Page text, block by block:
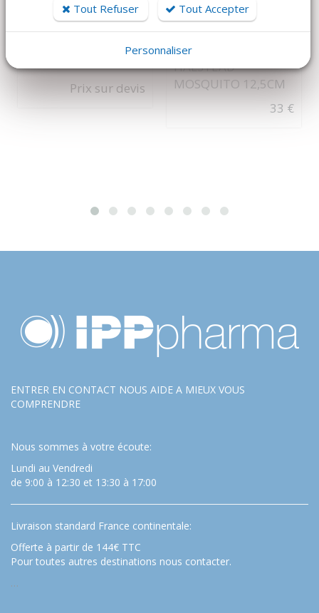
DÉTAILS
Prix sur devis
DÉTAILS
PINCE À CLAMPS
HALSTEAD
MOSQUITO 12,5CM
33 €
ENTRER EN CONTACT NOUS AIDE A MIEUX VOUS
COMPRENDRE
Nous sommes à votre écoute:
Lundi au Vendredi
de 9:00 à 12:30 et 13:30 à 17:00
Livraison standard France continentale:
Offerte à partir de 144€ TTC
Pour toutes autres destinations nous contacter.
…
Tout Refuser Tout Accepter
Personnaliser